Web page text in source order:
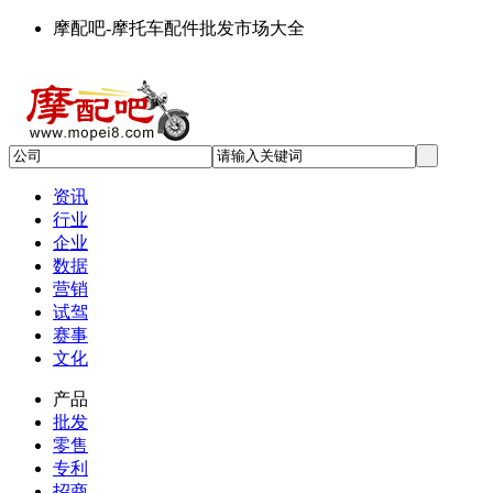
摩配吧-摩托车配件批发市场大全
资讯
行业
企业
数据
营销
试驾
赛事
文化
产品
批发
零售
专利